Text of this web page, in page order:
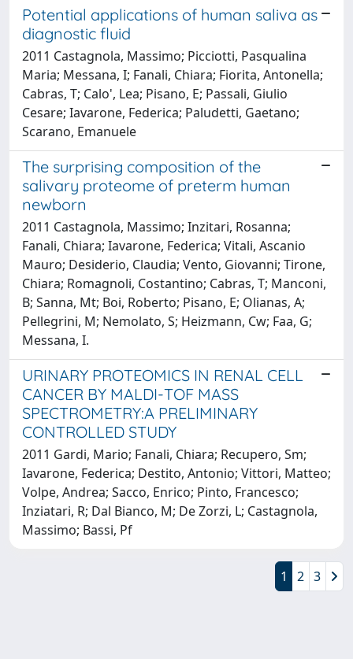
Potential applications of human saliva as
diagnostic fluid
2011 Castagnola, Massimo; Picciotti, Pasqualina
Maria; Messana, I; Fanali, Chiara; Fiorita, Antonella;
Cabras, T; Calo', Lea; Pisano, E; Passali, Giulio
Cesare; Iavarone, Federica; Paludetti, Gaetano;
Scarano, Emanuele
The surprising composition of the
salivary proteome of preterm human
newborn
2011 Castagnola, Massimo; Inzitari, Rosanna;
Fanali, Chiara; Iavarone, Federica; Vitali, Ascanio
Mauro; Desiderio, Claudia; Vento, Giovanni; Tirone,
Chiara; Romagnoli, Costantino; Cabras, T; Manconi,
B; Sanna, Mt; Boi, Roberto; Pisano, E; Olianas, A;
Pellegrini, M; Nemolato, S; Heizmann, Cw; Faa, G;
Messana, I.
URINARY PROTEOMICS IN RENAL CELL
CANCER BY MALDI-TOF MASS
SPECTROMETRY:A PRELIMINARY
CONTROLLED STUDY
2011 Gardi, Mario; Fanali, Chiara; Recupero, Sm;
Iavarone, Federica; Destito, Antonio; Vittori, Matteo;
Volpe, Andrea; Sacco, Enrico; Pinto, Francesco;
Inziatari, R; Dal Bianco, M; De Zorzi, L; Castagnola,
Massimo; Bassi, Pf
1 2 3